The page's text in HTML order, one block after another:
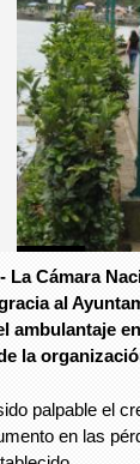
La Cámara
al
ambulantaje
la
palpable el
en las